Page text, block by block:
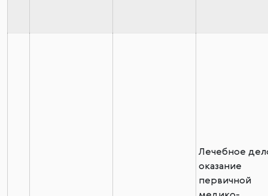
Лечебное
оказание
первичной